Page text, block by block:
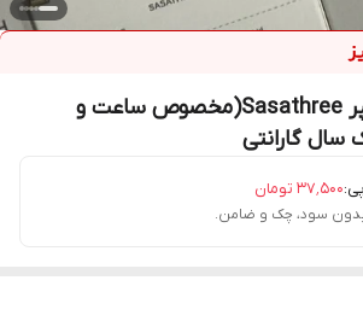
کلگی شارژر یک آمپر Sasathree(مخصوص ساعت و
سال گارانتی
۳۷٬۵۰۰ تومان